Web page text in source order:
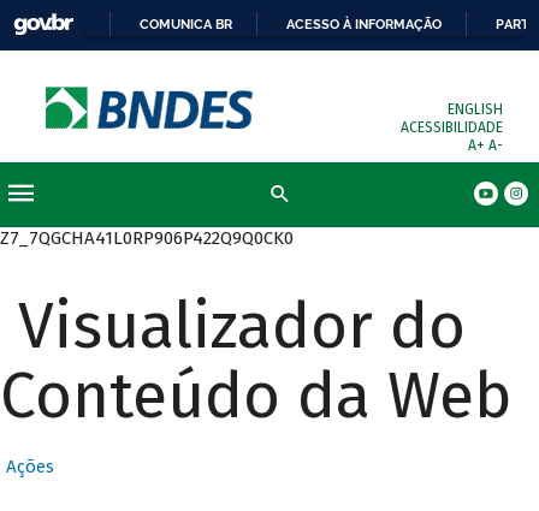
COMUNICA BR ACESSO À INFORMAÇÃO
ENGLISH
ACESSIBILIDADE
A+ A-
Z7_7QGCHA41L0RP906P422Q9Q0CK0
Visualizador do
Conteúdo da Web
Ações